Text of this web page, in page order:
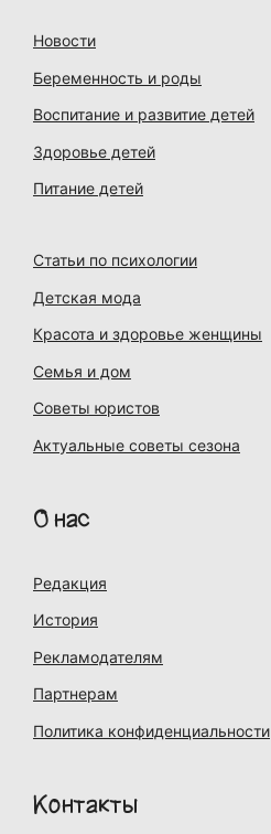
Новости
Беременность и роды
Воспитание и развитие детей
Здоровье детей
Питание детей
Статьи по психологии
Детская мода
Красота и здоровье женщины
Семья и дом
Советы юристов
Актуальные советы сезона
О нас
Редакция
История
Рекламодателям
Партнерам
Политика конфиденциальности
Контакты